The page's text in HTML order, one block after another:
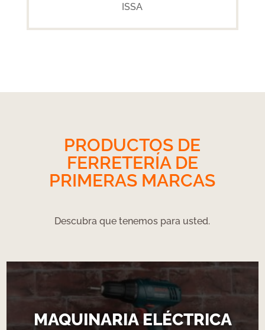
ISSA
PRODUCTOS DE
FERRETERÍA DE
PRIMERAS MARCAS
Descubra que tenemos para usted.
MAQUINARIA ELÉCTRICA